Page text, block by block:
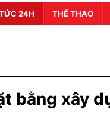
24H THỂ THAO
bằng xây